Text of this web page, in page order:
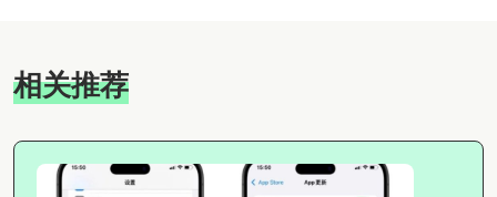
相关推荐